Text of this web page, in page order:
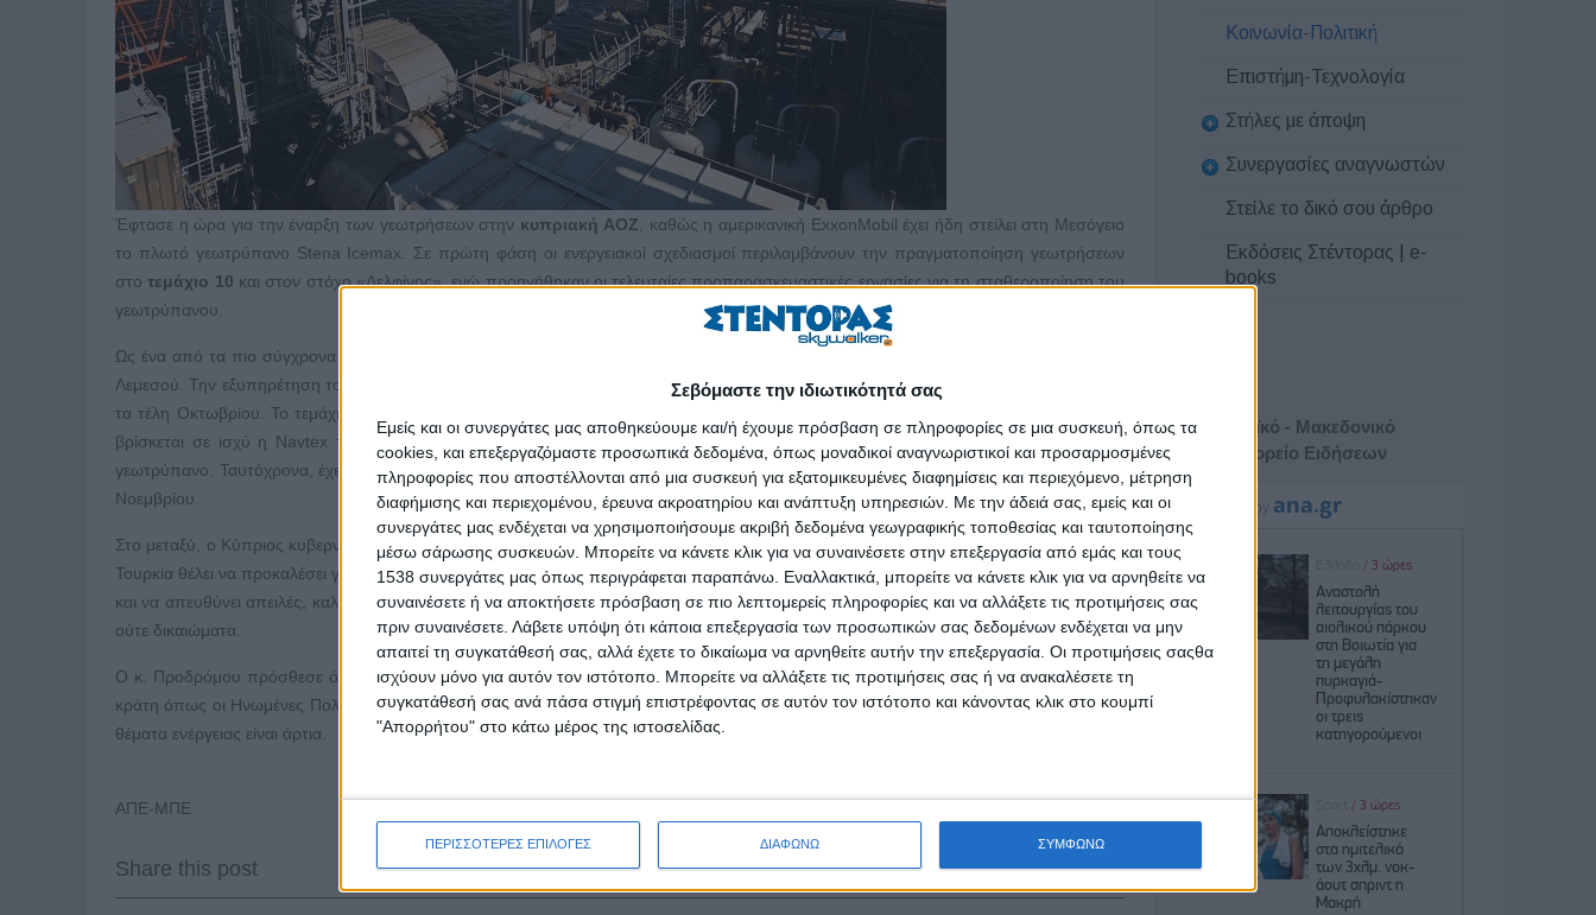
Σεβόμαστε την ιδιωτικότητά σας
Εμείς και οι συνεργάτες μας αποθηκεύουμε και/ή έχουμε πρόσβαση σε πληροφορίες σε μια συσκευή, όπως τα
cookies, και επεξεργαζόμαστε προσωπικά δεδομένα, όπως μοναδικοί αναγνωριστικοί και προσαρμοσμένες
πληροφορίες που αποστέλλονται από μια συσκευή για εξατομικευμένες διαφημίσεις και περιεχόμενο, μέτρηση
διαφήμισης και περιεχομένου, έρευνα ακροατηρίου και ανάπτυξη υπηρεσιών. Με την άδειά σας, εμείς και οι
συνεργάτες μας ενδέχεται να χρησιμοποιήσουμε ακριβή δεδομένα γεωγραφικής τοποθεσίας και ταυτοποίησης
μέσω σάρωσης συσκευών. Μπορείτε να κάνετε κλικ για να συναινέσετε στην επεξεργασία από εμάς και τους
1538 συνεργάτες μας όπως περιγράφεται παραπάνω. Εναλλακτικά, μπορείτε να κάνετε κλικ για να αρνηθείτε να
συναινέσετε ή να αποκτήσετε πρόσβαση σε πιο λεπτομερείς πληροφορίες και να αλλάξετε τις προτιμήσεις σας
πριν συναινέσετε. Λάβετε υπόψη ότι κάποια επεξεργασία των προσωπικών σας δεδομένων ενδέχεται να μην
απαιτεί τη συγκατάθεσή σας, αλλά έχετε το δικαίωμα να αρνηθείτε αυτήν την επεξεργασία. Οι προτιμήσεις σαςθα
ισχύουν μόνο για αυτόν τον ιστότοπο. Μπορείτε να αλλάξετε τις προτιμήσεις σας ή να ανακαλέσετε τη
συγκατάθεσή σας ανά πάσα στιγμή επιστρέφοντας σε αυτόν τον ιστότοπο και κάνοντας κλικ στο κουμπί
"Απορρήτου" στο κάτω μέρος της ιστοσελίδας.
ΠΕΡΙΣΣΟΤΕΡΕΣ ΕΠΙΛΟΓΕΣ ΔΙΑΦΩΝΩ ΣΥΜΦΩΝΩ
Έφτασε η ώρα για την έναρξη των γεωτρήσεων στην κυπριακή ΑΟΖ , καθώς η αμερικανική ExxonMobil έχει ήδη στείλει στη Μεσόγειο
το πλωτό γεωτρύπανο Stena Ιcemax. Σε πρώτη φάση οι ενεργειακοί σχεδιασμοί περιλαμβάνουν την πραγματοποίηση γεωτρήσεων
στοτεμάχιο 10 και στον στόχο «Δελφίνος», ενώ προηγήθηκαν οι τελευταίες προπαρασκευαστικές εργασίες για τη σταθεροποίηση του
γεωτρύπανου.
Ως ένα από τα πιο σύγχρονα στο είδος του, το γεωτρύπανο πήγε κατευθείαν στο τεμάχιο 10 χωρίς ενδιάμεσο σταθμό στο λιμάνι της
Λεμεσού. Την εξυπηρέτηση του Stena Icemax έχουν αναλάβει τέσσερα υποστηρικτικά σκάφη που ναυλοχούν στο κυπριακό λιμάνι από
τα τέλη Οκτωβρίου. Το τεμάχιο 10 και ο στόχος «Δελφίνος» απέχουν 90 ναυτικά μίλια από τη Λεμεσό, ενώ έως τις 25 Νοεμβρίου θα
βρίσκεται σε ισχύ η Navtex της Κυπριακής Δημοκρατίας με την οποία απαγορεύεται η ναυσιπλοΐα σε ακτίνα 500 μέτρων από το
γεωτρύπανο. Ταυτόχρονα, έχει δεσμευτεί θαλάσσιος διάδρομος στα όρια του οποίου θα διεξάγονται πολυεθνικές ασκήσεις μέχρι τις 20
Νοεμβρίου.
Στο μεταξύ, ο Κύπριος κυβερνητικός εκπρόσωπος Πρόδρομος Προδρόμου δήλωσε ότι, όσο λιγότερα λέγονται σ’ ένα θέμα στο οποίο η
Τουρκία θέλει να προκαλέσει γκρίζες ζώνες, τόσο το καλύτερο. Όπως είπε, η Τουρκία μέσω προπαγάνδας θέλει διαρκώς να παρεμβαίνει
και να απευθύνει απειλές, καλλιεργώντας την εντύπωση ότι η θάλασσα νότια της Κύπρου είναι τουρκική και ότι η Κύπρος δεν έχει ΑΟΖ
ούτε δικαιώματα.
Ο κ. Προδρόμου πρόσθεσε ότι η κυβέρνηση χειρίζεται το θέμα με υπευθυνότητα, χτίζοντας διεθνείς συμμαχίες με μεγάλες εταιρίες και
κράτη όπως οι Ηνωμένες Πολιτείες και η Γαλλία, ενώ κατέληξε ότι η συνεργασία της Κυπριακής Δημοκρατίας με τις γειτονικές χώρες σε
θέματα ενέργειας είναι άρτια.
ΑΠΕ-ΜΠΕ
Share this post
Κοινωνία-Πολιτική
Επιστήμη-Τεχνολογία
Στήλες με άποψη
Συνεργασίες αναγνωστών
Στείλε το δικό σου άρθρο
Εκδόσεις Στέντορας | e-
books
Αθηναϊκό - Μακεδονικό
Πρακτορείο Ειδήσεων